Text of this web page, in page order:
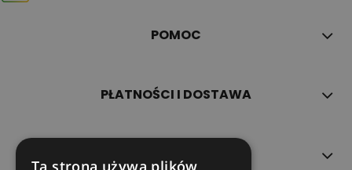
POMOC
PŁATNOŚCI I DOSTAWA
Ta strona używa plików